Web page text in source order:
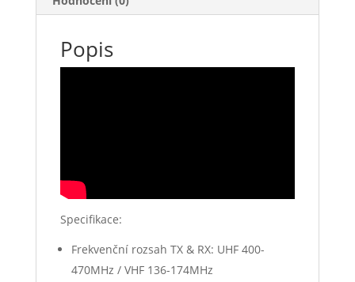
Popis
Specifikace:
Frekvenční rozsah TX & RX: UHF 400-
470MHz / VHF 136-174MHz